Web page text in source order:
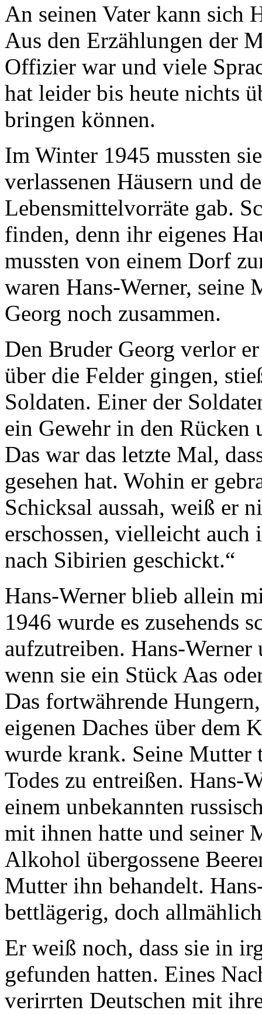
An seinen Vater kann sich
Aus den Erzählungen der
Offizier war und viele
hat leider bis heute nichts
bringen können.
Im Winter 1945 mussten
verlassenen Häusern und
Lebensmittelvorräte gab.
finden, denn ihr eigenes
mussten von einem Dorf
waren Hans-Werner, seine
Georg noch zusammen.
Den Bruder Georg verlor
über die Felder gingen,
Soldaten. Einer der
ein Gewehr in den
Das war das letzte Mal,
gesehen hat. Wohin er
Schicksal aussah, weiß er
erschossen, vielleicht
nach Sibirien geschickt.“
Hans-Werner blieb allein
1946 wurde es zusehends
aufzutreiben. Hans-
wenn sie ein Stück Aas
Das fortwährende
eigenen Daches über dem
wurde krank. Seine Mutter
Todes zu entreißen. Hans-
einem unbekannten
mit ihnen hatte und seiner
Alkohol übergossene
Mutter ihn behandelt.
bettlägerig, doch
Er weiß noch, dass sie in
gefunden hatten. Eines
verirrten Deutschen mit